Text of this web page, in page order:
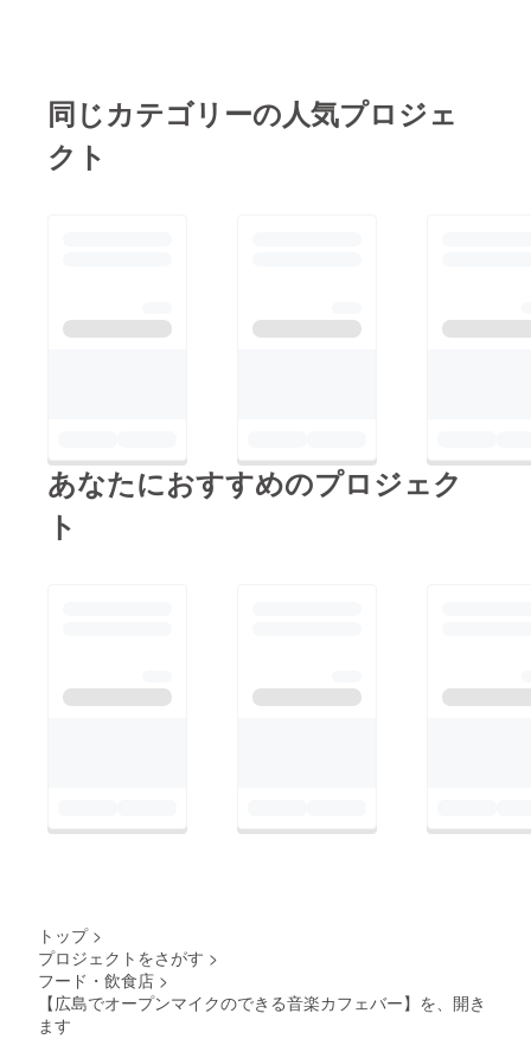
同じカテゴリーの人気プロジェ
クト
あなたにおすすめのプロジェク
ト
トップ >
プロジェクトをさがす >
フード・飲食店 >
【広島でオープンマイクのできる音楽カフェバー】を、開き
ます